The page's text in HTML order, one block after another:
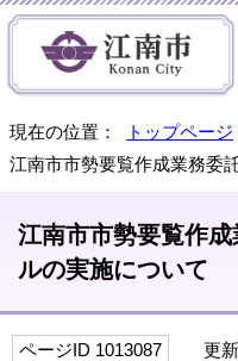
現在の位置： トップページ
江南市市勢要覧作成業務委
江南市市勢要覧作
ルの実施について
ページID 1013087 更新